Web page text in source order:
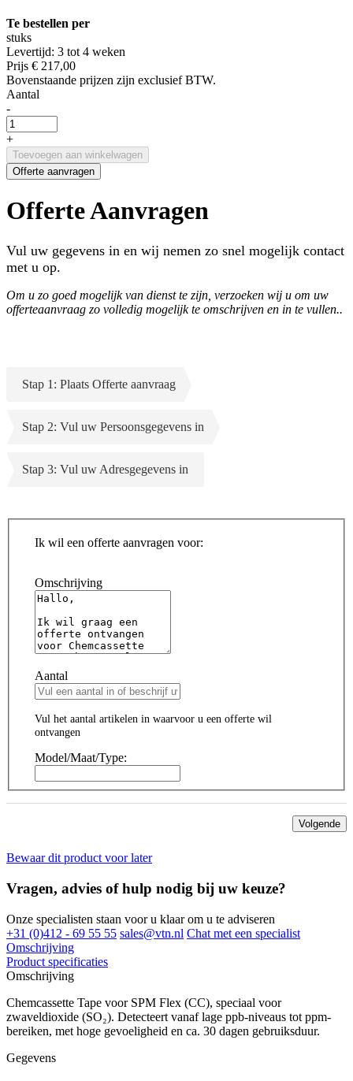
Te bestellen per
stuks
Levertijd: 3 tot 4 weken
Prijs € 217,00
Bovenstaande prijzen zijn exclusief BTW.
Aantal
-
+
Toevoegen aan winkelwagen
Offerte aanvragen
Offerte Aanvragen
Vul uw gegevens in en wij nemen zo snel mogelijk contact
met u op.
Om u zo goed mogelijk van dienst te zijn, verzoeken wij u om uw
offerteaanvraag zo volledig mogelijk te omschrijven en in te vullen..
Stap 1: Plaats Offerte aanvraag
Stap 2: Vul uw Persoonsgegevens in
Stap 3: Vul uw Adresgegevens in
Ik wil een offerte aanvragen voor:
Omschrijving
Aantal
Vul het aantal artikelen in waarvoor u een offerte wil
ontvangen
Model/Maat/Type:
Volgende
Bewaar dit product voor later
Vragen, advies of hulp nodig bij uw keuze?
Onze specialisten staan voor u klaar om u te adviseren
+31 (0)412 - 69 55 55 sales@vtn.nl Chat met een specialist
Omschrijving
Product specificaties
Omschrijving
Chemcassette Tape voor SPM Flex (CC), speciaal voor
zwaveldioxide (SO₂). Detecteert vanaf lage ppb-niveaus tot ppm-
bereiken, met hoge gevoeligheid en ca. 30 dagen gebruiksduur.
Gegevens